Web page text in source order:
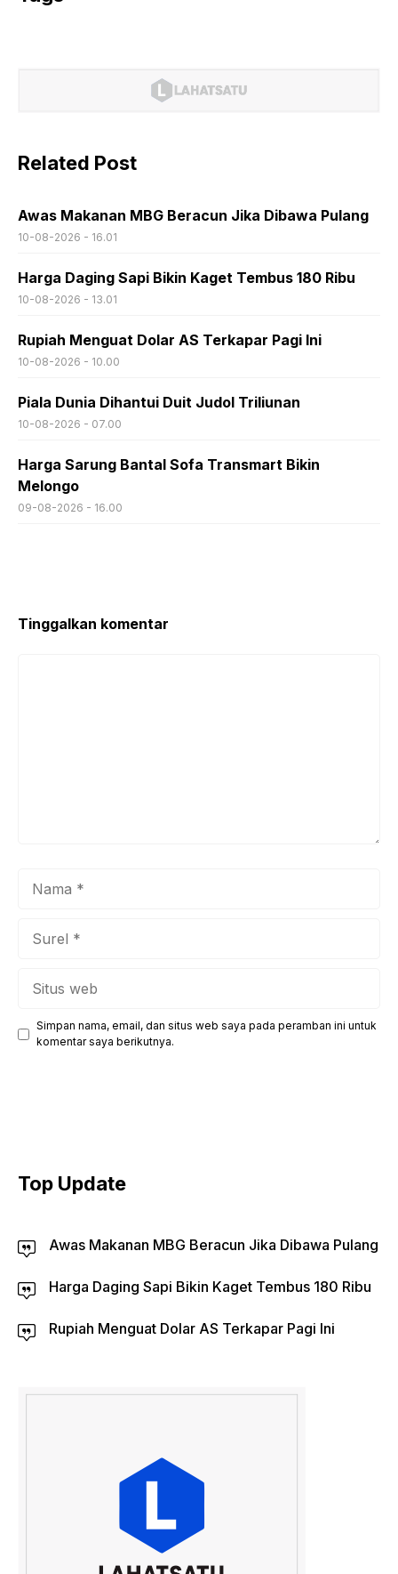
Related Post
Awas Makanan MBG Beracun Jika Dibawa Pulang
10-08-2026 - 16.01
Harga Daging Sapi Bikin Kaget Tembus 180 Ribu
10-08-2026 - 13.01
Rupiah Menguat Dolar AS Terkapar Pagi Ini
10-08-2026 - 10.00
Piala Dunia Dihantui Duit Judol Triliunan
10-08-2026 - 07.00
Harga Sarung Bantal Sofa Transmart Bikin
Melongo
09-08-2026 - 16.00
Tinggalkan komentar
Simpan nama, email, dan situs web saya pada peramban ini untuk
komentar saya berikutnya.
Top Update
Awas Makanan MBG Beracun Jika Dibawa Pulang
Harga Daging Sapi Bikin Kaget Tembus 180 Ribu
Rupiah Menguat Dolar AS Terkapar Pagi Ini